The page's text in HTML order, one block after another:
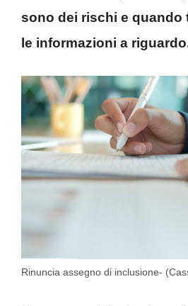
sono dei rischi e quando
le informazioni a
Rinuncia assegno di inclusione-